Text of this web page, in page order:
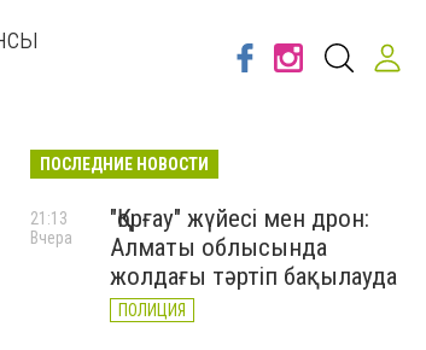
ПОСЛЕДНИЕ НОВОСТИ
"Қорғау" жүйесі мен дрон:
Алматы облысында
жолдағы тәртіп бақылауда
ПОЛИЦИЯ
21:13
Вчера